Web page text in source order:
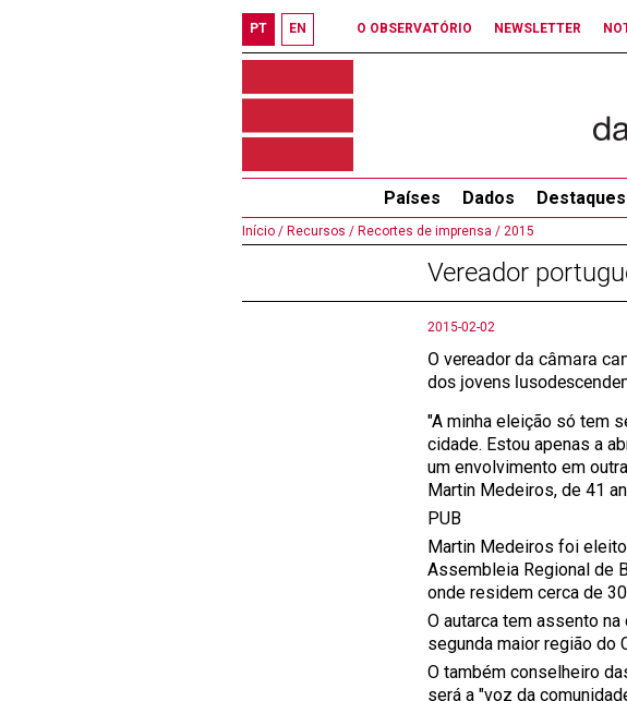
PT EN O OBSERVATÓRIO NEWSLETTER
Países Dados Destaques
Início / Recursos / Recortes de imprensa / 2015
Vereador
2015-02-02
O vereador da câmara
dos jovens
"A minha eleição só tem
cidade. Estou apenas a
um envolvimento em
Martin Medeiros, de 41
PUB
Martin Medeiros foi
Assembleia Regional de
onde residem cerca de
O autarca tem assento
segunda maior região do
O também conselheiro
será a "voz da